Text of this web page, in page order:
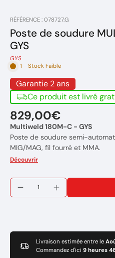
RÉFÉRENCE : 078727.G
Poste de soudure
GYS
GYS
1 - Stock Faible
Garantie 2 ans
Ce produit est livré
829,00€
Multiweld 180M-C - GYS
Poste de soudure semi-
MIG/MAG, fil fourré et MMA.
Idéal pour les serruriers et les
Intensité nominale: 150Amp
Très facile à transporter sur site
Puissance de 30 à 180 AMP
4 Galets d'entrainement
Interface digitale avec
du courant de soudage
Découvrir
Livraison estimée entre le
Commandez d'ici 9 heures